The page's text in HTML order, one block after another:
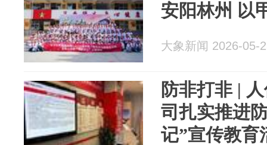
安阳林州 以
大象新闻 2026-05-
防非打非 |
司扎实推进
记”宣传教育